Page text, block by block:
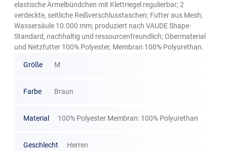
elastische Ärmelbündchen mit Klettriegel regulierbar; 2
verdeckte, seitliche Reißverschlusstaschen; Futter aus Mesh;
Wassersäule 10.000 mm; produziert nach VAUDE Shape-
Standard, nachhaltig und ressourcenfreundlich; Obermaterial
und Netzfutter 100% Polyester, Membran 100% Polyurethan.
Größe M
Farbe Braun
Material 100% Polyester Membran: 100% Polyurethan
Geschlecht Herren